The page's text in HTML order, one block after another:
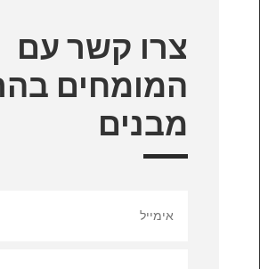
צרו קשר עם
המומחים
מבנים